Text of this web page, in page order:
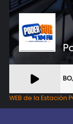
WEB de la Estación